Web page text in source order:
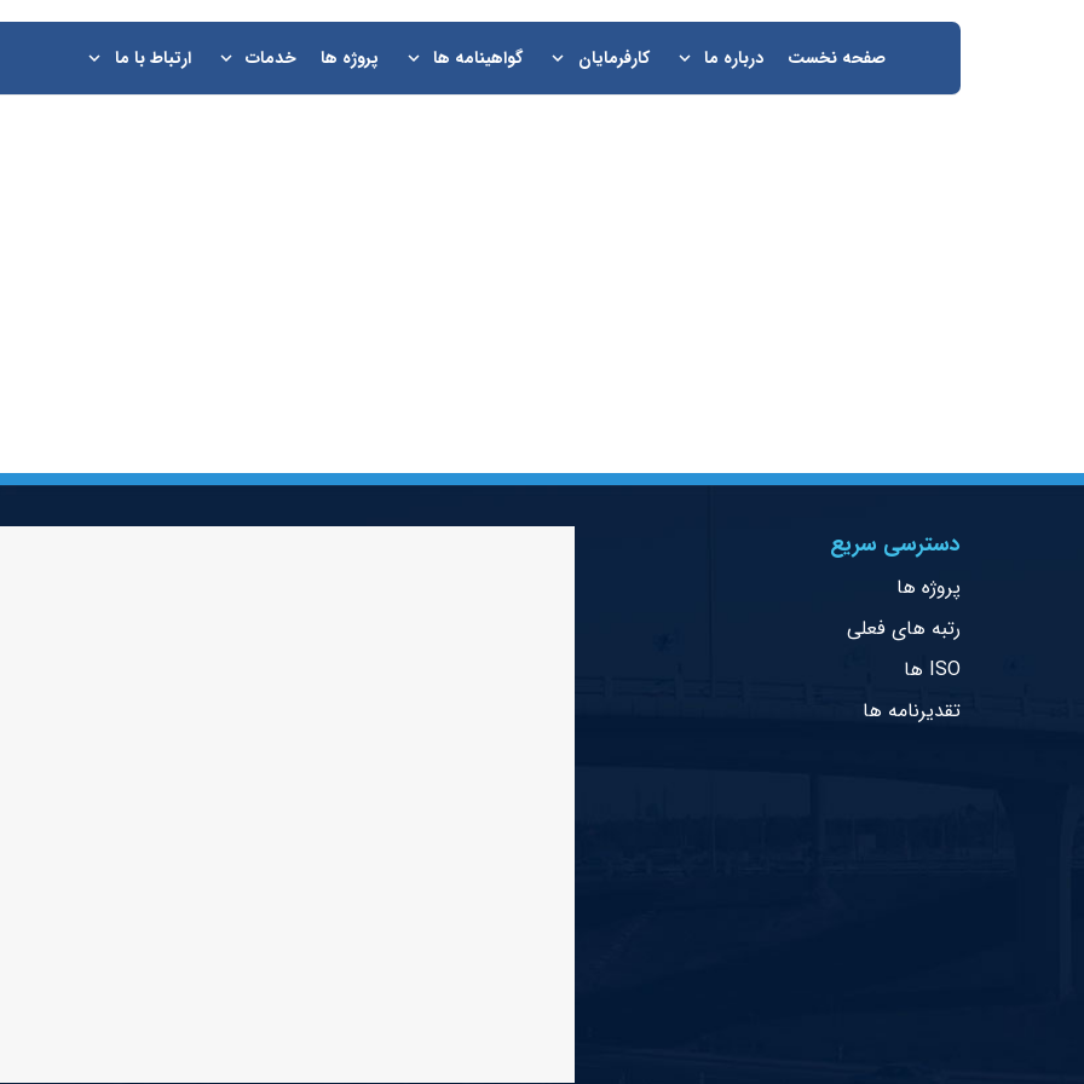
صفحه نخست درباره ما کارفرمایان گواهینامه ها پروژه ها خدمات ارتباط با ما
دسترسی سریع
پروژه ها
رتبه های فعلی
ISO ها
تقدیرنامه ها